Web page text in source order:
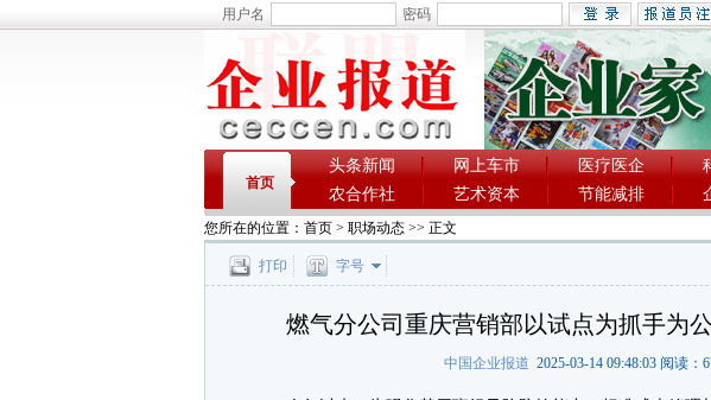
用户名 密码
首页
头条新闻 网上车市 医疗医企
农合作社
艺术资本 节能减排
您所在的位置： 首页 > 职场动态 >> 正文
打印 字号
燃气分公司重庆营销部以试点为抓手为
中国企业报道 2025-03-14 09:48:03 阅读：